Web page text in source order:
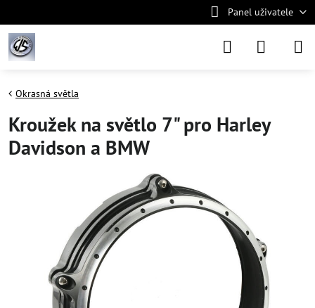
Panel uživatele
Okrasná světla
Kroužek na světlo 7" pro Harley
Davidson a BMW